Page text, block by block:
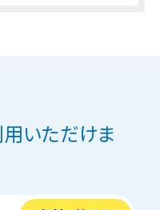
いただけま